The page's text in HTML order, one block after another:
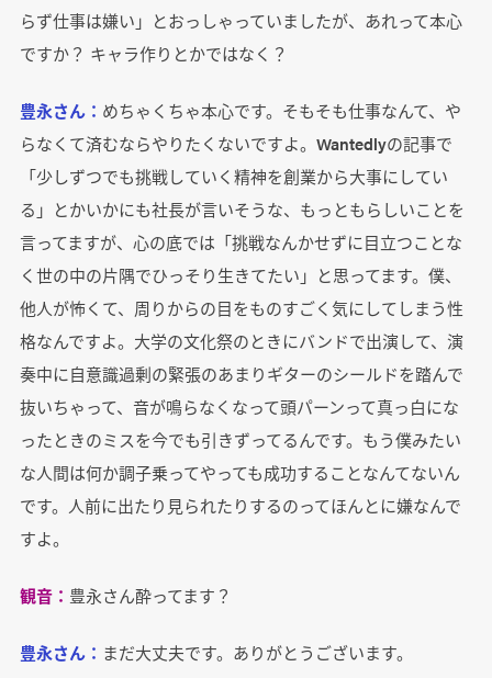
らず仕事は嫌い」とおっしゃっていましたが、あれって本心
ですか？ キャラ作りとかではなく？
豊永さん： めちゃくちゃ本心です。そもそも仕事なんて、や
らなくて済むならやりたくないですよ。Wantedlyの記事で
「少しずつでも挑戦していく精神を創業から大事にしてい
る」とかいかにも社長が言いそうな、もっともらしいことを
言ってますが、心の底では「挑戦なんかせずに目立つことな
く世の中の片隅でひっそり生きてたい」と思ってます。僕、
他人が怖くて、周りからの目をものすごく気にしてしまう性
格なんですよ。大学の文化祭のときにバンドで出演して、演
奏中に自意識過剰の緊張のあまりギターのシールドを踏んで
抜いちゃって、音が鳴らなくなって頭パーンって真っ白にな
ったときのミスを今でも引きずってるんです。もう僕みたい
な人間は何か調子乗ってやっても成功することなんてないん
です。人前に出たり見られたりするのってほんとに嫌なんで
すよ。
観音： 豊永さん酔ってます？
豊永さん： まだ大丈夫です。ありがとうございます。